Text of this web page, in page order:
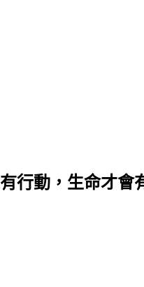
行動，生命才會